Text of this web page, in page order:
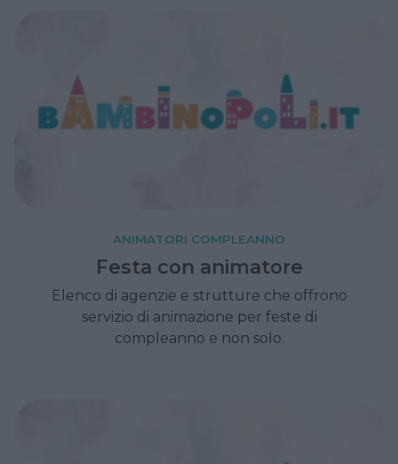
ANIMATORI COMPLEANNO
Festa con animatore
Elenco di agenzie e strutture che offrono
servizio di animazione per feste di
compleanno e non solo.